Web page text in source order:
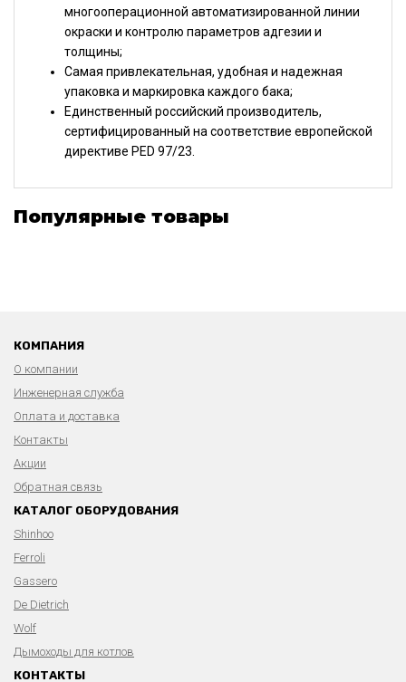
многооперационной автоматизированной линии
окраски и контролю параметров адгезии и
толщины;
Самая привлекательная, удобная и надежная
упаковка и маркировка каждого бака;
Единственный российский производитель,
сертифицированный на соответствие европейской
директиве PED 97/23.
Популярные товары
КОМПАНИЯ
О компании
Инженерная служба
Оплата и доставка
Контакты
Акции
Обратная связь
КАТАЛОГ ОБОРУДОВАНИЯ
Shinhoo
Ferroli
Gassero
De Dietrich
Wolf
Дымоходы для котлов
КОНТАКТЫ